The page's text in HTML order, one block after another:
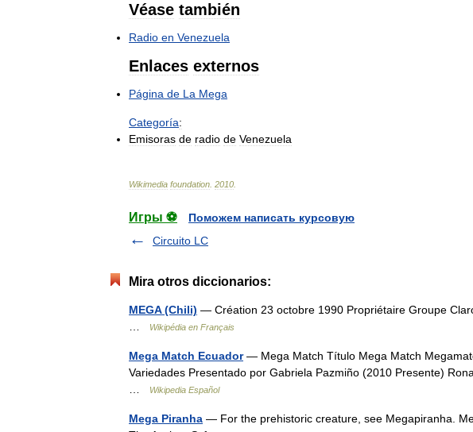
Véase también
Radio en Venezuela
Enlaces externos
Página de La Mega
Categoría:
Emisoras de radio de Venezuela
Wikimedia foundation 2010
Игры ⚽
Поможем написать курсовую
Circuito LC
Mira otros diccionarios:
MEGA (Chili) — Création 23 octobre 1990 Propriétaire Groupe
Wikipédia en Français
Mega Match Ecuador— Mega Match Título Mega Match
Variedades Presentado por Gabriela Pazmiño (2010 Presente)
Wikipedia Español
Mega Piranha — For the prehistoric creature, see Megapiranha.